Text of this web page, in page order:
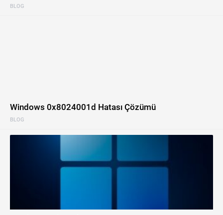
BLOG
BLOG
Windows 0x8024001d Hatası Çözümü